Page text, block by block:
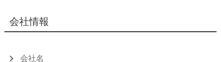
会社情報
会社名